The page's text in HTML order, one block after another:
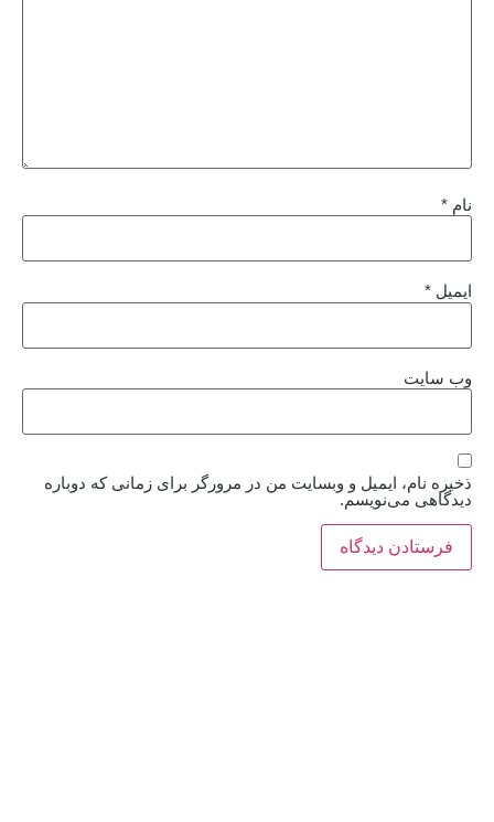
نام *
ایمیل *
وب‌ سایت
ذخیره نام، ایمیل و وبسایت من در مرورگر برای زمانی که دوباره
دیدگاهی می‌نویسم.